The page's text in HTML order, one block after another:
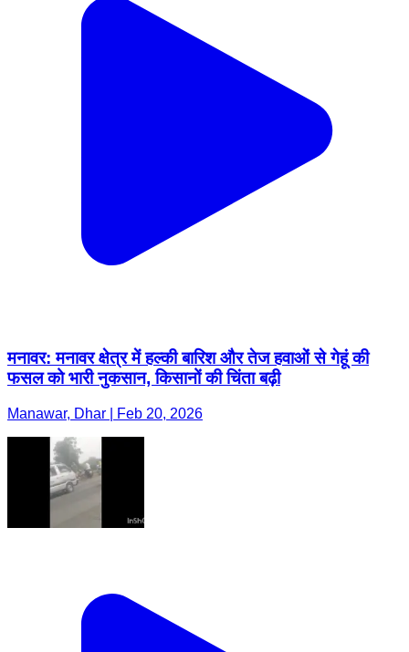
मनावर: मनावर क्षेत्र में हल्की बारिश और तेज हवाओं से गेहूं की
फसल को भारी नुकसान, किसानों की चिंता बढ़ी
Manawar, Dhar | Feb 20, 2026